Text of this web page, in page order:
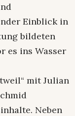
Einblick in
bildeten
es ins Wasser
mit Julian
Neben